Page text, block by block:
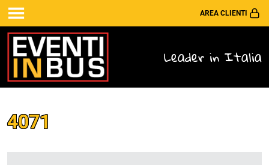
AREA CLIENTI
Leader in Italia
4071